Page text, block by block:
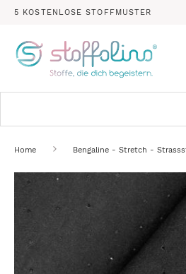
5 KOSTENLOSE STOFFMUSTER
Home Bengaline - Stretch -
Zum
der
springen